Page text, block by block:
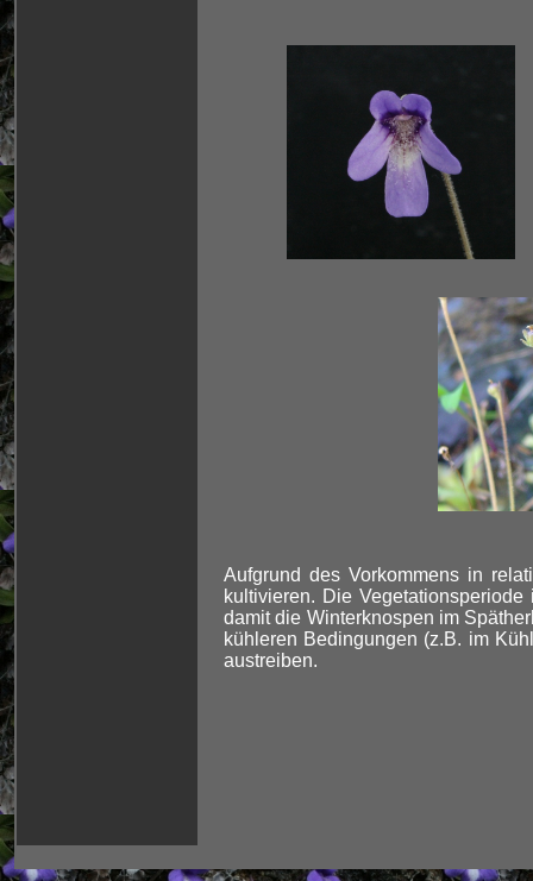
Aufgrund des Vorkommens in
kultivieren. Die
damit die Winterknospen im
kühleren Bedingungen (z.B. im
austreiben.